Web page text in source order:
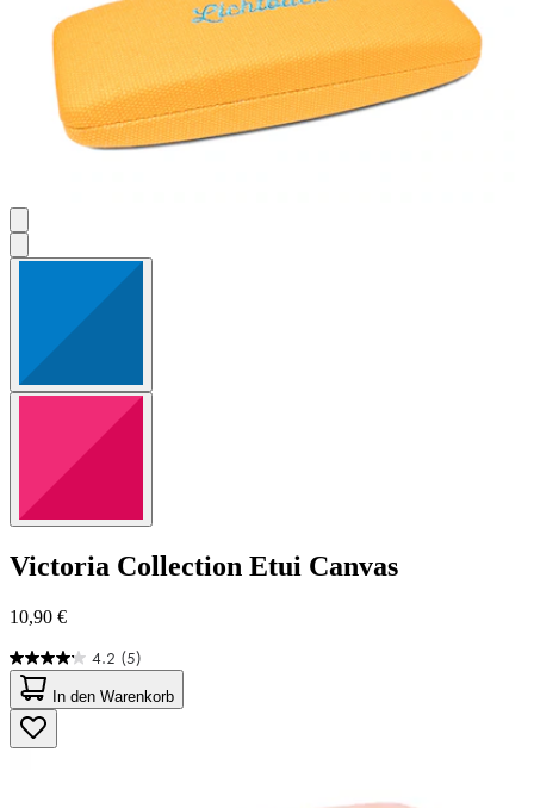
Victoria Collection Etui Canvas
10,90 €
4.2 (5)
4.2
von
5
Sternen.
5
In den Warenkorb